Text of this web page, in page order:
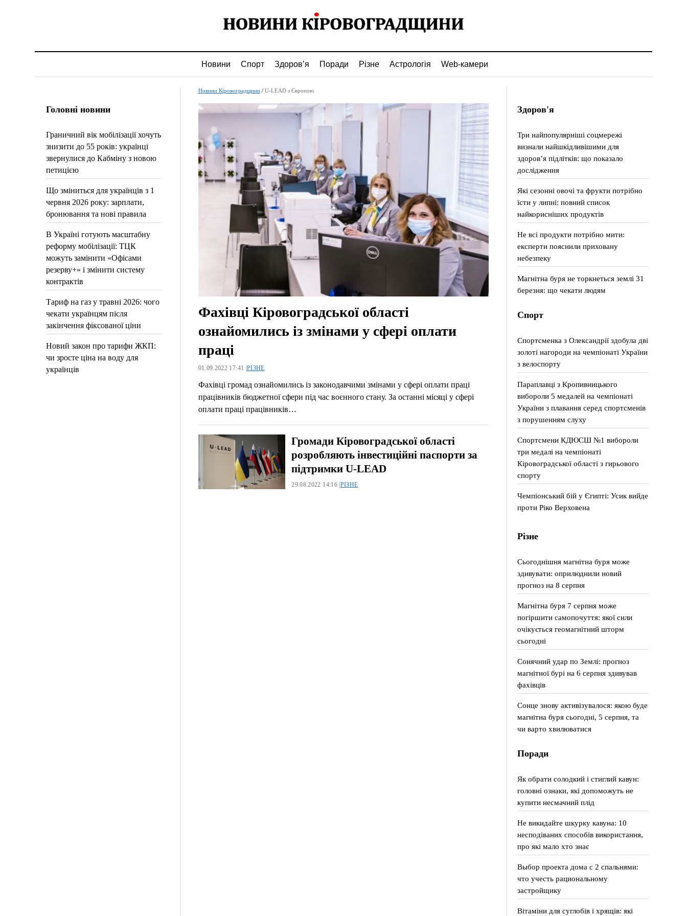
Новини Спорт Здоров’я Поради Різне Астрологія Web-камери
Головні новини
Граничний вік мобілізації хочуть
знизити до 55 років: українці
звернулися до Кабміну з новою
петицією
Що зміниться для українців з 1
червня 2026 року: зарплати,
бронювання та нові правила
В Україні готують масштабну
реформу мобілізації: ТЦК
можуть замінити «Офісами
резерву+» і змінити систему
контрактів
Тариф на газ у травні 2026: чого
чекати українцям після
закінчення фіксованої ціни
Новий закон про тарифи ЖКП:
чи зросте ціна на воду для
українців
Новини Кіровоградщини/ U-LEAD з Європою
Фахівці Кіровоградської області
ознайомились із змінами у сфері оплати
праці
01.09.2022 17:41 |РІЗНЕ
Фахівці громад ознайомились із законодавчими змінами у сфері оплати праці
працівників бюджетної сфери під час воєнного стану. За останні місяці у сфері
оплати праці працівників…
Громади Кіровоградської області
розробляють інвестиційні паспорти за
підтримки U-LEAD
29.08.2022 14:16 |РІЗНЕ
Здоров'я
Три найпопулярніші соцмережі
визнали найшкідливішими для
здоров’я підлітків: що показало
дослідження
Які сезонні овочі та фрукти потрібно
їсти у липні: повний список
найкорисніших продуктів
Не всі продукти потрібно мити:
експерти пояснили приховану
небезпеку
Магнітна буря не торкнеться землі 31
березня: що чекати людям
Спорт
Спортсменка з Олександрії здобула дві
золоті нагороди на чемпіонаті України
з велоспорту
Параплавці з Кропивницького
вибороли 5 медалей на чемпіонаті
України з плавання серед спортсменів
з порушенням слуху
Спортсмени КДЮСШ №1 вибороли
три медалі на чемпіонаті
Кіровоградської області з гирьового
спорту
Чемпіонський бій у Єгипті: Усик вийде
проти Ріко Верховена
Різне
Сьогоднішня магнітна буря може
здивувати: оприлюднили новий
прогноз на 8 серпня
Магнітна буря 7 серпня може
погіршити самопочуття: якої сили
очікується геомагнітний шторм
сьогодні
Сонячний удар по Землі: прогноз
магнітної бурі на 6 серпня здивував
фахівців
Сонце знову активізувалося: якою буде
магнітна буря сьогодні, 5 серпня, та
чи варто хвилюватися
Поради
Як обрати солодкий і стиглий кавун:
головні ознаки, які допоможуть не
купити несмачний плід
Не викидайте шкурку кавуна: 10
несподіваних способів використання,
про які мало хто знає
Выбор проекта дома с 2 спальнями:
что учесть рациональному
застройщику
Вітаміни для суглобів і хрящів: які